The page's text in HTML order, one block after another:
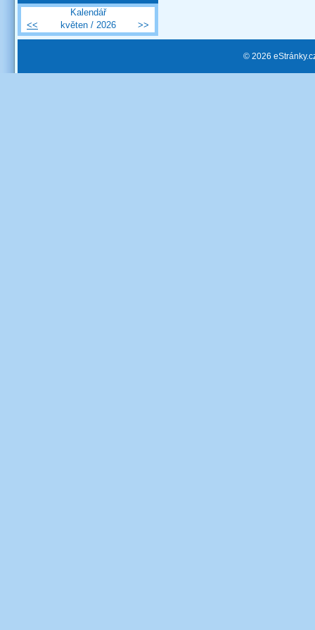
Kalendář
<<
květen / 2026 >>
© 2026